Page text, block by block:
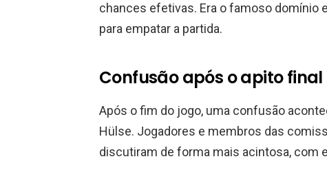
chances efetivas. Era o famoso domínio
para empatar a partida.
Confusão após o apito final
Após o fim do jogo, uma confusão
Hülse. Jogadores e membros das
discutiram de forma mais acintosa, com